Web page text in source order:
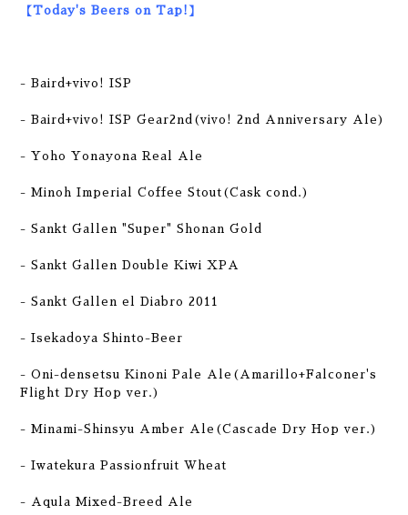
【Today's Beers on Tap!】
- Baird+vivo! ISP
- Baird+vivo! ISP Gear2nd(vivo! 2nd Anniversary Ale)
- Yoho Yonayona Real Ale
- Minoh Imperial Coffee Stout(Cask cond.)
- Sankt Gallen "Super" Shonan Gold
- Sankt Gallen Double Kiwi XPA
- Sankt Gallen el Diabro 2011
- Isekadoya Shinto-Beer
- Oni-densetsu Kinoni Pale Ale(Amarillo+Falconer's
Flight Dry Hop ver.)
- Minami-Shinsyu Amber Ale(Cascade Dry Hop ver.)
- Iwatekura Passionfruit Wheat
- Aqula Mixed-Breed Ale